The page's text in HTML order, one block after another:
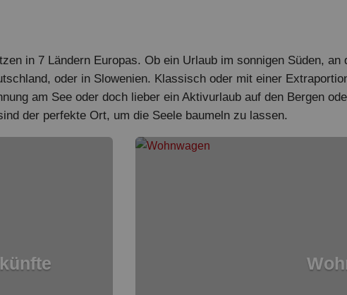
in 7 Ländern Europas. Ob ein Urlaub im sonnigen Süden,
oder in Slowenien. Klassisch oder mit einer
am See oder doch lieber ein Aktivurlaub auf den Bergen
der perfekte Ort, um die Seele baumeln zu lassen.